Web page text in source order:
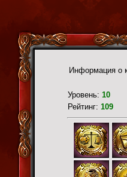
Информация о
Уровень: 10
Рейтинг: 109